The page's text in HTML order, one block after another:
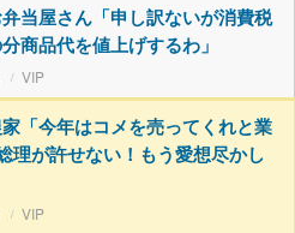
弁当屋さん「申し訳ないが消費税
商品代を値上げするわ」
VIP
「今年はコメを売ってくれと業
理が許せない！もう愛想尽かし
VIP